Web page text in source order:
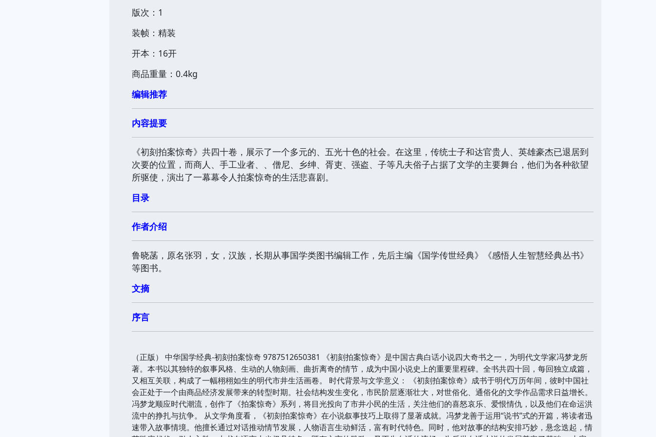
版次：1
装帧：精装
开本：16开
商品重量：0.4kg
编辑推荐
内容提要
《初刻拍案惊奇》共四十卷，展示了一个多元的、五光十色的社会。在这里，传统士子和达官贵人、英雄豪杰已退居到
次要的位置，而商人、手工业者、、僧尼、乡绅、胥吏、强盗、子等凡夫俗子占据了文学的主要舞台，他们为各种欲望
所驱使，演出了一幕幕令人拍案惊奇的生活悲喜剧。
目录
作者介绍
鲁晓菡，原名张羽，女，汉族，长期从事国学类图书编辑工作，先后主编《国学传世经典》《感悟人生智慧经典丛书》
等图书。
文摘
序言
（正版） 中华国学经典-初刻拍案惊奇 9787512650381 《初刻拍案惊奇》是中国古典白话小说四大奇书之一，为明代文学家冯梦龙所
著。本书以其独特的叙事风格、生动的人物刻画、曲折离奇的情节，成为中国小说史上的重要里程碑。全书共四十回，每回独立成篇，
又相互关联，构成了一幅栩栩如生的明代市井生活画卷。 时代背景与文学意义： 《初刻拍案惊奇》成书于明代万历年间，彼时中国社
会正处于一个由商品经济发展带来的转型时期。社会结构发生变化，市民阶层逐渐壮大，对世俗化、通俗化的文学作品需求日益增长。
冯梦龙顺应时代潮流，创作了《拍案惊奇》系列，将目光投向了市井小民的生活，关注他们的喜怒哀乐、爱恨情仇，以及他们在命运洪
流中的挣扎与抗争。 从文学角度看，《初刻拍案惊奇》在小说叙事技巧上取得了显著成就。冯梦龙善于运用“说书”式的开篇，将读者迅
速带入故事情境。他擅长通过对话推动情节发展，人物语言生动鲜活，富有时代特色。同时，他对故事的结构安排巧妙，悬念迭起，情